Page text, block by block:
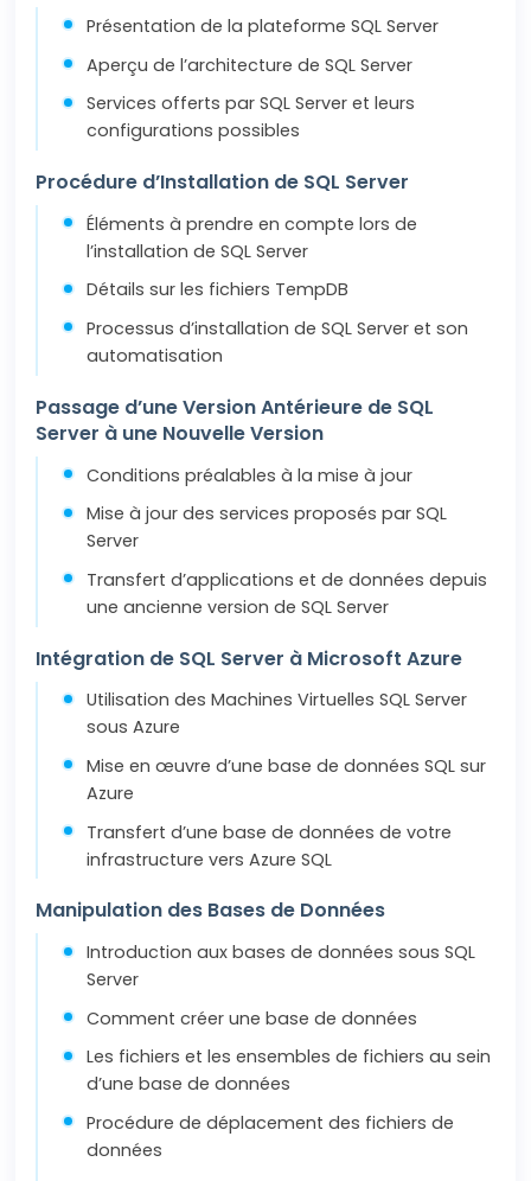
Présentation de la plateforme SQL Server
Aperçu de l’architecture de SQL Server
Services offerts par SQL Server et leurs
configurations possibles
Procédure d’Installation de SQL Server
Éléments à prendre en compte lors de
l’installation de SQL Server
Détails sur les fichiers TempDB
Processus d’installation de SQL Server et son
automatisation
Passage d’une Version Antérieure de SQL
Server à une Nouvelle Version
Conditions préalables à la mise à jour
Mise à jour des services proposés par SQL
Server
Transfert d’applications et de données depuis
une ancienne version de SQL Server
Intégration de SQL Server à Microsoft Azure
Utilisation des Machines Virtuelles SQL Server
sous Azure
Mise en œuvre d’une base de données SQL sur
Azure
Transfert d’une base de données de votre
infrastructure vers Azure SQL
Manipulation des Bases de Données
Introduction aux bases de données sous SQL
Server
Comment créer une base de données
Les fichiers et les ensembles de fichiers au sein
d’une base de données
Procédure de déplacement des fichiers de
données